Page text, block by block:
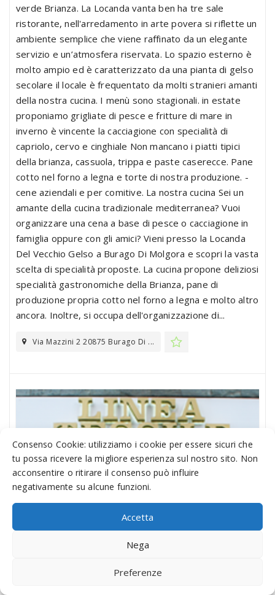
Consenso Cookie: utilizziamo i cookie per essere sicuri che
tu possa ricevere la migliore esperienza sul nostro sito. Non
acconsentire o ritirare il consenso può influire
negativamente su alcune funzioni.
Accetta
Nega
Preferenze
verde Brianza. La Locanda vanta ben ha tre sale
ristorante, nell'arredamento in arte povera si riflette un
ambiente semplice che viene raffinato da un elegante
servizio e un’atmosfera riservata. Lo spazio esterno è
molto ampio ed è caratterizzato da una pianta di gelso
secolare il locale è frequentato da molti stranieri amanti
della nostra cucina. I menù sono stagionali. in estate
proponiamo grigliate di pesce e fritture di mare in
inverno è vincente la cacciagione con specialità di
capriolo, cervo e cinghiale Non mancano i piatti tipici
della brianza, cassuola, trippa e paste caserecce. Pane
cotto nel forno a legna e torte di nostra produzione. -
cene aziendali e per comitive. La nostra cucina Sei un
amante della cucina tradizionale mediterranea? Vuoi
organizzare una cena a base di pesce o cacciagione in
famiglia oppure con gli amici? Vieni presso la Locanda
Del Vecchio Gelso a Burago Di Molgora e scopri la vasta
scelta di specialità proposte. La cucina propone deliziosi
specialità gastronomiche della Brianza, pane di
produzione propria cotto nel forno a legna e molto altro
ancora. Inoltre, si occupa dell'organizzazione di...
Via Mazzini 2 20875 Burago Di ...